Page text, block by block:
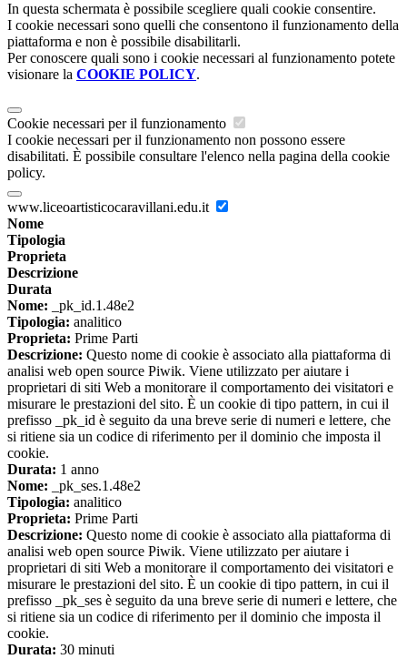
In questa schermata è possibile scegliere quali cookie consentire.
I cookie necessari sono quelli che consentono il funzionamento della
piattaforma e non è possibile disabilitarli.
Per conoscere quali sono i cookie necessari al funzionamento potete
visionare la COOKIE POLICY.
Cookie necessari per il funzionamento
I cookie necessari per il funzionamento non possono essere
disabilitati. È possibile consultare l'elenco nella pagina della cookie
policy.
www.liceoartisticocaravillani.edu.it
Nome
Tipologia
Proprieta
Descrizione
Durata
Nome: _pk_id.1.48e2
Tipologia: analitico
Proprieta: Prime Parti
Descrizione: Questo nome di cookie è associato alla piattaforma di
analisi web open source Piwik. Viene utilizzato per aiutare i
proprietari di siti Web a monitorare il comportamento dei visitatori e
misurare le prestazioni del sito. È un cookie di tipo pattern, in cui il
prefisso _pk_id è seguito da una breve serie di numeri e lettere, che
si ritiene sia un codice di riferimento per il dominio che imposta il
cookie.
Durata: 1 anno
Nome: _pk_ses.1.48e2
Tipologia: analitico
Proprieta: Prime Parti
Descrizione: Questo nome di cookie è associato alla piattaforma di
analisi web open source Piwik. Viene utilizzato per aiutare i
proprietari di siti Web a monitorare il comportamento dei visitatori e
misurare le prestazioni del sito. È un cookie di tipo pattern, in cui il
prefisso _pk_ses è seguito da una breve serie di numeri e lettere, che
si ritiene sia un codice di riferimento per il dominio che imposta il
cookie.
Durata: 30 minuti